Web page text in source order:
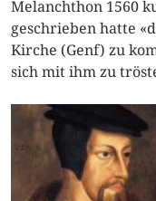
Melanchthon 1560
geschrieben hatte
Kirche (Genf) zu
sich mit ihm zu